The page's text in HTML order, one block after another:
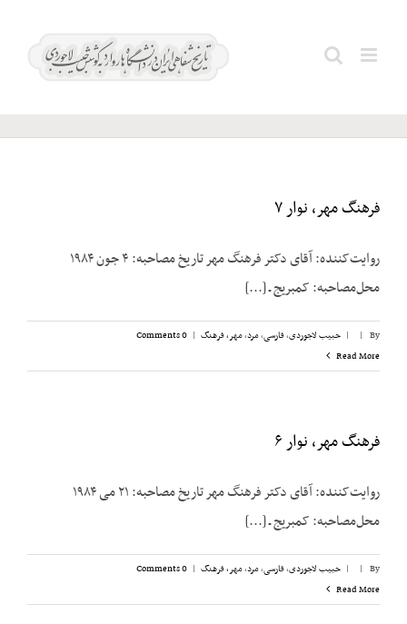
شاهقلی؛
فرهنگ مهر، نوار ۷
روایت‌کننده: آقای دکتر فرهنگ مهر تاریخ مصاحبه: ۴ جون ۱۹۸۴
محل‌مصاحبه: کمبریج ـ [...]
By
|
| حبیب لاجوردی,فارسی,مرد,مهر، فرهنگ |
0 Comments
Read More
فرهنگ مهر، نوار ۶
روایت‌کننده: آقای دکتر فرهنگ مهر تاریخ مصاحبه: ۲۱ می ۱۹۸۴
محل‌مصاحبه: کمبریج ـ [...]
By
|
| حبیب لاجوردی,فارسی,مرد,مهر، فرهنگ |
0 Comments
Read More